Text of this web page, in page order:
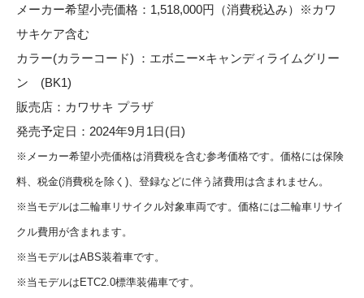
メーカー希望小売価格：1,518,000円（消費税込み）※カワ
サキケア含む
カラー(カラーコード) ：エボニー×キャンディライムグリー
ン (BK1)
販売店：カワサキ プラザ
発売予定日：2024年9月1日(日)
※メーカー希望小売価格は消費税を含む参考価格です。価格には保険
料、税金(消費税を除く)、登録などに伴う諸費用は含まれません。
※当モデルは二輪車リサイクル対象車両です。価格には二輪車リサイ
クル費用が含まれます。
※当モデルはABS装着車です。
※当モデルはETC2.0標準装備車です。